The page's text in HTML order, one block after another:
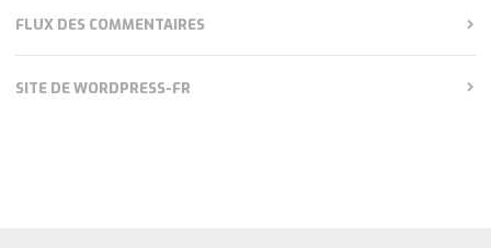
FLUX DES COMMENTAIRES
SITE DE WORDPRESS-FR